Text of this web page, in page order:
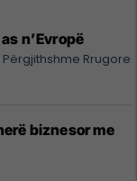
n’Evropë
Përgjithshme Rrugore
biznesor me